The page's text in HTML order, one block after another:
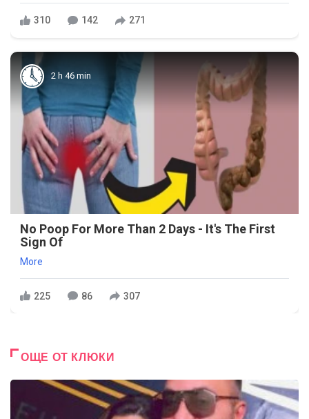
310 142 271
2 h 46 min
No Poop For More Than 2 Days - It's The First
Sign Of
More
225 86 307
ОЩЕ ОТ КЛЮКИ